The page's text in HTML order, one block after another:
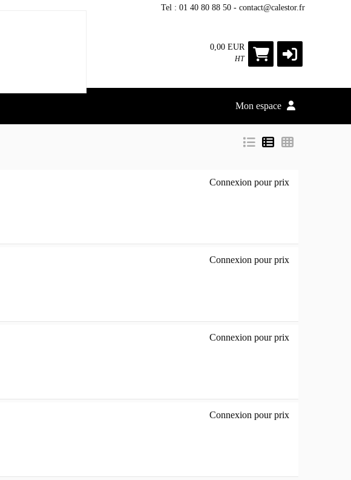
Tel : 01 40 80 88 50 - contact@calestor.fr
0,00 EUR
HT
Mon espace
Connexion pour prix
Connexion pour prix
Connexion pour prix
Connexion pour prix